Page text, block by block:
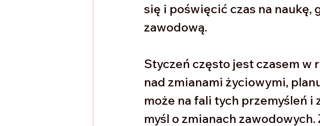
się i poświęcić czas na naukę,
zawodową.
Styczeń często jest czasem w
nad zmianami życiowymi,
może na fali tych przemyśleń i
myśl o zmianach